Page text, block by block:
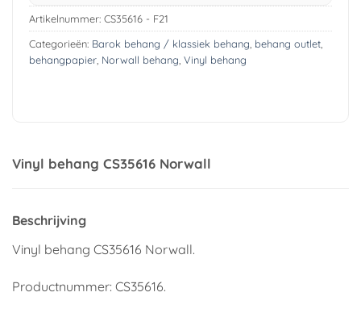
Artikelnummer: CS35616 - F21
Categorieën: Barok behang / klassiek behang behang outlet,
behangpapier, Norwall behang Vinyl behang
Vinyl behang CS35616 Norwall
Beschrijving
Vinyl behang CS35616 Norwall.
Productnummer: CS35616.